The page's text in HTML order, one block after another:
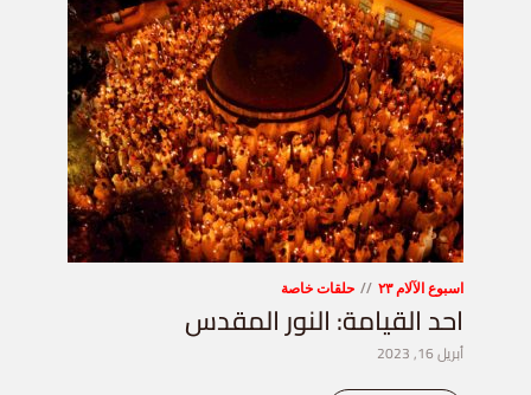
اسبوع الآلام ٢٣ حلقات خاصة
احد القيامة: النور المقدس
أبريل 16, 2023